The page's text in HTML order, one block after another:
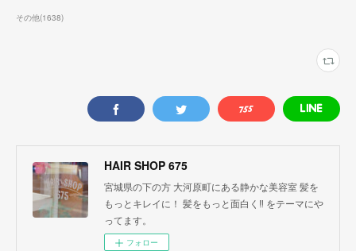
その他(1638)
HAIR SHOP 675
宮城県の下の方 大河原町にある静かな美容室 髪を
もっとキレイに！ 髪をもっと面白く‼︎ をテーマにや
ってます。
フォロー